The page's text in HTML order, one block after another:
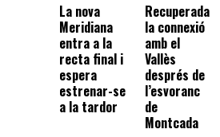
La nova
Meridiana
entra a la
recta final i
espera
estrenar-se
a la tardor
Recuperada
la connexió
amb el
Vallès
després de
l’esvoranc
de
Montcada